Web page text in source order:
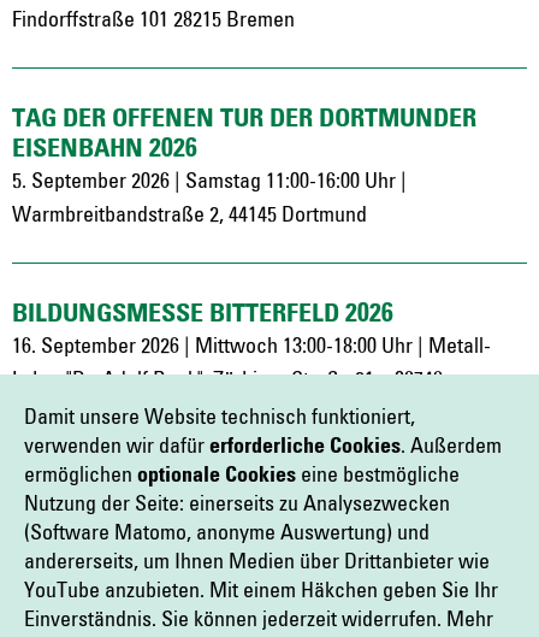
Damit unsere Website technisch funktioniert,
verwenden wir dafür erforderliche Cookies. Außerdem
ermöglichen optionale Cookies eine bestmögliche
Nutzung der Seite: einerseits zu Analysezwecken
(Software Matomo, anonyme Auswertung) und
andererseits, um Ihnen Medien über Drittanbieter wie
YouTube anzubieten. Mit einem Häkchen geben Sie Ihr
Einverständnis. Sie können jederzeit widerrufen. Mehr
Findorffstraße 101 28215 Bremen
TAG DER OFFENEN TÜR DER DORTMUNDER
EISENBAHN 2026
5. September 2026 | Samstag 11:00-16:00 Uhr |
Warmbreitbandstraße 2, 44145 Dortmund
BILDUNGSMESSE BITTERFELD 2026
16. September 2026 | Mittwoch 13:00-18:00 Uhr | Metall-
Labor "Dr. Adolf Beck", Zörbiger Straße 21c. 06749
Bitterfeld-Wolfen
AKTIONSTAG BILDUNG 2026
26. September 2026 | Samstag 10:00-16:00 Uhr | IHK
Dresden, Langer Weg 4, 01239 Dresden, Deutschland